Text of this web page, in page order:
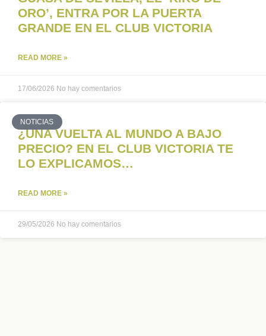
ORO’, ENTRA POR LA PUERTA
GRANDE EN EL CLUB VICTORIA
READ MORE »
17/06/2026 No hay comentarios
NOTICIAS
¿UNA VUELTA AL MUNDO A BAJO
PRECIO? EN EL CLUB VICTORIA TE
LO EXPLICAMOS…
READ MORE »
29/05/2026 No hay comentarios